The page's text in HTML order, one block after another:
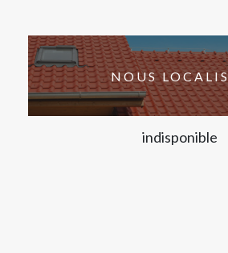
NOUS
indisponible